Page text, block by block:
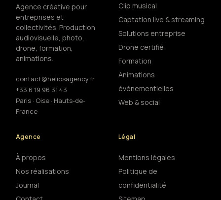
Agence créative pour
entreprises et
collectivités. Production
audiovisuelle, photo,
drone, formation,
animations.
contact@heliosagency.fr
+33 6 19 96 31 43
Paris · Oise · Hauts-de-
France
Clip musical
Captation live & streaming
Solutions entreprise
Drone certifié
Formation
Animations
événementielles
Web & social
Agence
À propos
Nos réalisations
Journal
Légal
Mentions légales
Politique de
confidentialité